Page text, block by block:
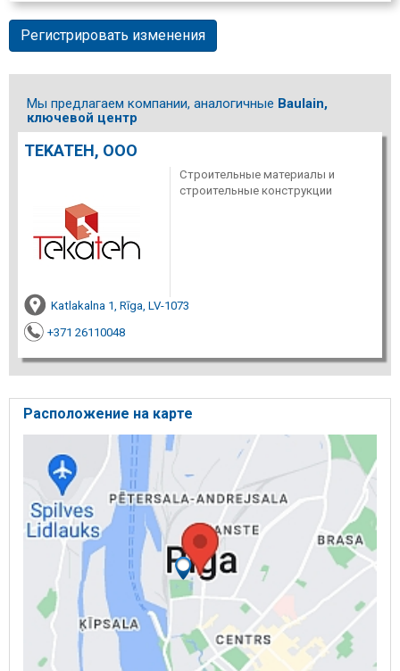
Регистрировать изменения
Мы предлагаем компании, аналогичные Baulain,
ключевой центр
TEKATEH, ООО
Строительные материалы и
строительные конструкции
Katlakalna 1, Rīga, LV-1073
+371 26110048
Расположение на карте